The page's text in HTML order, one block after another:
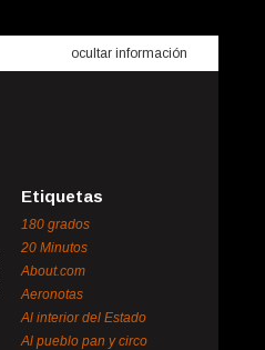
ocultar información
Etiquetas
180 grados
20 Minutos
About.com
Aeronotas
Al interior del Estado
Al pueblo pan y circo